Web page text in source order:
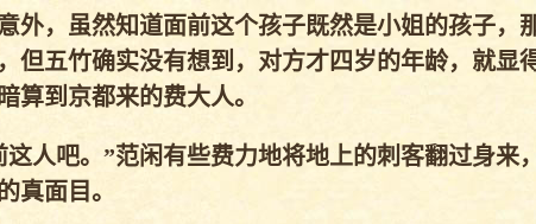
外，虽然知道面前这个孩子既然是小姐的孩子，
但五竹确实没有想到，对方才四岁的年龄，就显
到京都来的费大人。
人吧。”范闲有些费力地将地上的刺客翻过身来
真面目。